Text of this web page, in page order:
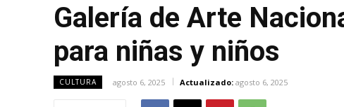
Galería de Arte
para niñas y niños
CULTURA agosto 6, 2025 Actualizado: agosto 6, 2025